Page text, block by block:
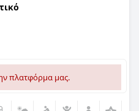
πλατφόρμα μας.